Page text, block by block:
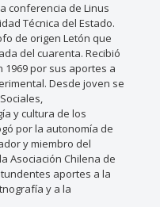
conferencia de Linus
Técnica del Estado.
de origen Letón que
del cuarenta. Recibió
1969 por sus aportes a
Desde joven se
y cultura de los
por la autonomía de
y miembro del
Asociación Chilena de
aportes a la
y a la